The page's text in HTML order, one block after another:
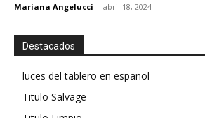
Mariana Angelucci - abril 18, 2024
Destacados
luces del tablero en español
Titulo Salvage